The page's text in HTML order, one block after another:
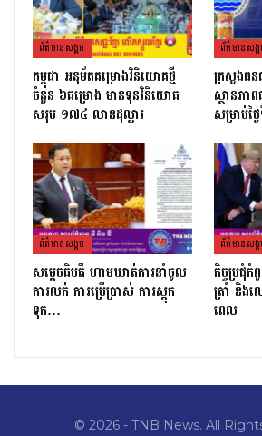
ព័ត៌មាន​សង្គម
កម្ពុជា អនុម័តគម្រោងវិនិយោគថ្មី
ចំនួន ៦គម្រោង មានទុនវិនិយោគ
សរុប ១៧៤ លានដុល្លារ
ព័ត៌មាន​សង្
ក្រសួងធ
ស្ថានភា
សម្រាប់ថ្
ព័ត៌មាន​សង្គម
សម្ដេចធិបតី ហាមឃាត់ការនាំចូល
ការលក់ ការប្រើប្រាស់ ការស្តុក
ទុក…
ព័ត៌មាន​សង្
កិច្ចប្រ
ត្រាំ និង
ពេល
© 2026 - TNB News. All